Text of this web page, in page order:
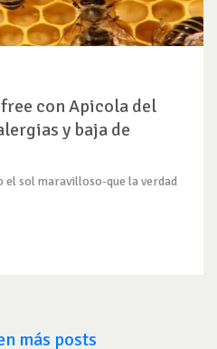
con Apicola del
y baja de
sol maravilloso-que la verdad
más posts